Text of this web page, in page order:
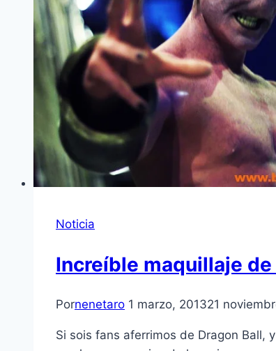
Noticia
Increí­ble maquillaje
Pornenetaro 1 marzo, 201321
Si sois fans aferrimos de Dragon Ball,